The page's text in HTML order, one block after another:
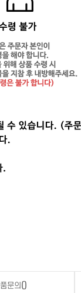
문의 ()